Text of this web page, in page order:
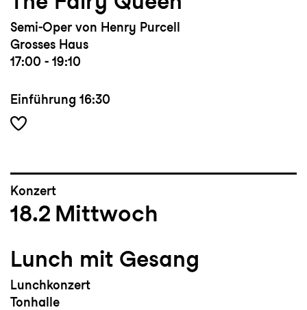
Semi-Oper von Henry Purcell
Grosses Haus
17:00 - 19:10
Einführung 16:30
Konzert
18.2 Mittwoch
Lunch mit Gesang
Lunchkonzert
Tonhalle